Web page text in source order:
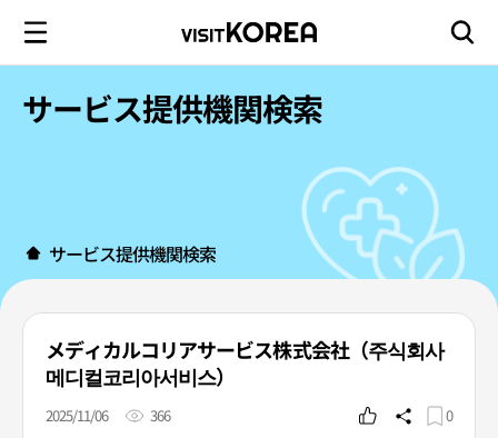
サービス提供機関検索
サービス提供機関検索
メディカルコリアサービス株式会社（주식회사
메디컬코리아서비스）
2025/11/06 366 0